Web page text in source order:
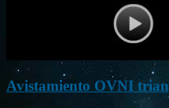
Avistamiento OVNI